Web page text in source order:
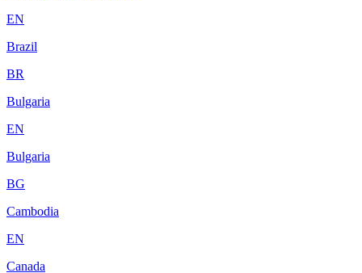
EN
Brazil
BR
Bulgaria
EN
Bulgaria
BG
Cambodia
EN
Canada